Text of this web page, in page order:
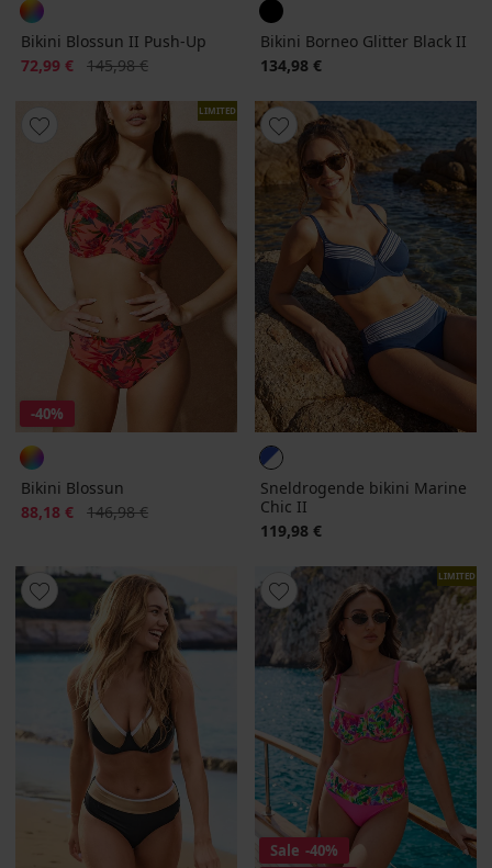
Bikini Blossun II Push-Up
Korting
72,99 € Oorspronkelijke prijs
145,98 €
Bikini Borneo Glitter Black II
134,98 €
LIMITED
-40%
Bikini Blossun
Korting
88,18 € Oorspronkelijke prijs
146,98 €
Sneldrogende bikini Marine
Chic II
119,98 €
LIMITED
Sale -40%